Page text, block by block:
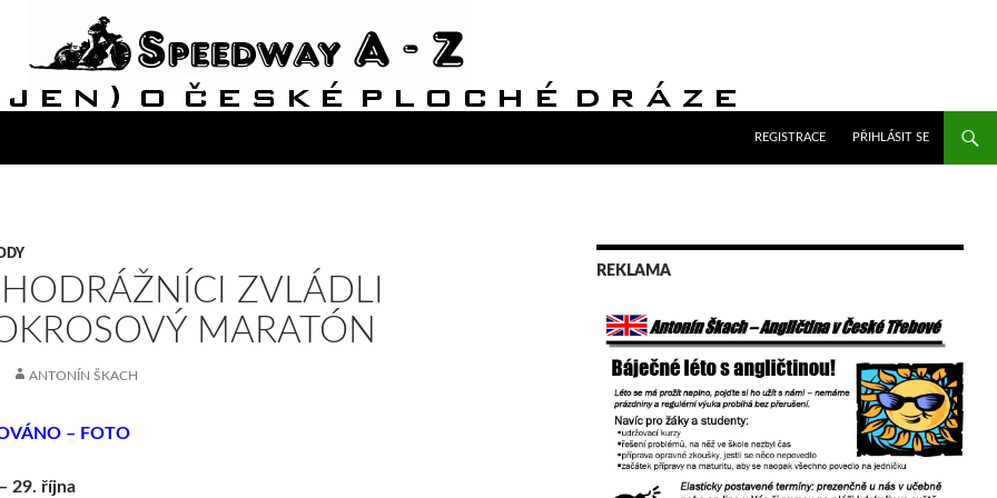
REGISTRACE
PŘIHLÁSIT SE
ZVLÁDLI
MARATÓN
ANTONÍN ŠKACH
– FOTO
29. října
REKLAMA